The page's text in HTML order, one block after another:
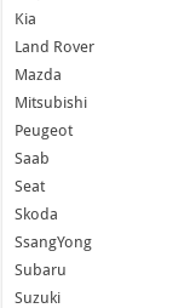
Kia
Land Rover
Mazda
Mitsubishi
Peugeot
Saab
Seat
Skoda
SsangYong
Subaru
Suzuki